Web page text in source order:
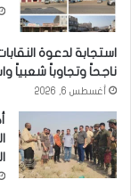
استجابة لدعوة
ناجحاً وتجاوباً شعبياً
أغسطس 6, 2026